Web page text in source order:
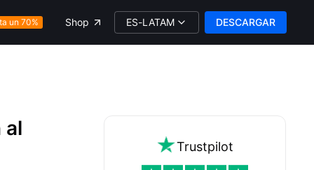
un 70% Shop ES-LATAM DESCARGAR
al
Trustpilot